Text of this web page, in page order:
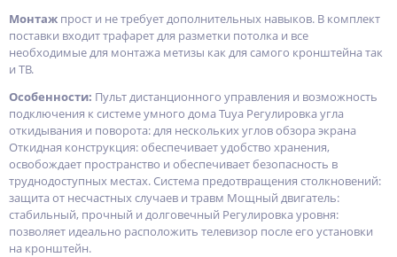
Монтаж прост и не требует дополнительных навыков. В комплект
поставки входит трафарет для разметки потолка и все
необходимые для монтажа метизы как для самого кронштейна так
и ТВ.
Особенности: Пульт дистанционного управления и возможность
подключения к системе умного дома Tuya Регулировка угла
откидывания и поворота: для нескольких углов обзора экрана
Откидная конструкция: обеспечивает удобство хранения,
освобождает пространство и обеспечивает безопасность в
труднодоступных местах. Система предотвращения столкновений:
защита от несчастных случаев и травм Мощный двигатель:
стабильный, прочный и долговечный Регулировка уровня:
позволяет идеально расположить телевизор после его установки
на кронштейн.